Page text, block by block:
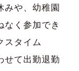
みや、幼稚園
なく参加でき
スタイム
せて出勤退勤